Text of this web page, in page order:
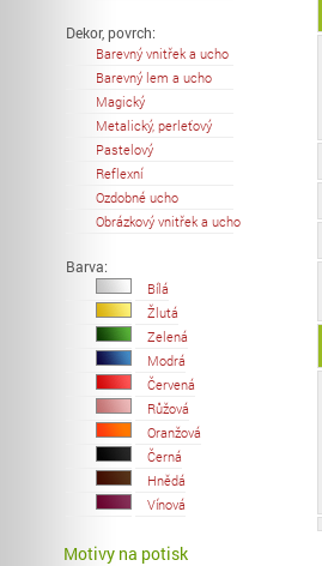
Dekor, povrch:
Barevný vnitřek a ucho
Barevný lem a ucho
Magický
Metalický, perleťový
Pastelový
Reflexní
Ozdobné ucho
Obrázkový vnitřek a ucho
Barva:
Bílá
Žlutá
Zelená
Modrá
Červená
Růžová
Oranžová
Černá
Hnědá
Vínová
Motivy na potisk